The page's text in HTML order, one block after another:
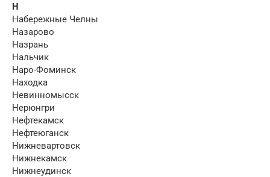
Н
Набережные Челны
Назарово
Назрань
Нальчик
Наро-Фоминск
Находка
Невинномысск
Нерюнгри
Нефтекамск
Нефтеюганск
Нижневартовск
Нижнекамск
Нижнеудинск